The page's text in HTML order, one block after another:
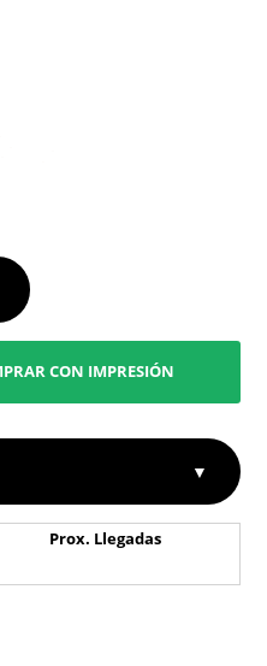
CON IMPRESIÓN
▼
Prox. Llegadas